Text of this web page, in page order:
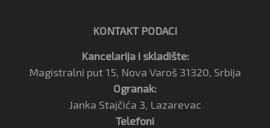
KONTAKT PODACI
Kancelarija i skladište:
Magistralni put 15, Nova Varoš 31320, Srbija
Ogranak:
Janka Stajčića 3, Lazarevac
Telefoni